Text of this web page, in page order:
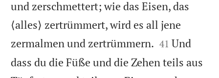
und zerschmettert; wie das Eisen, das
⟨alles⟩ zertrümmert, wird es all jene
zermalmen und zertrümmern. 

41 Und
dass du die Füße und die Zehen teils aus